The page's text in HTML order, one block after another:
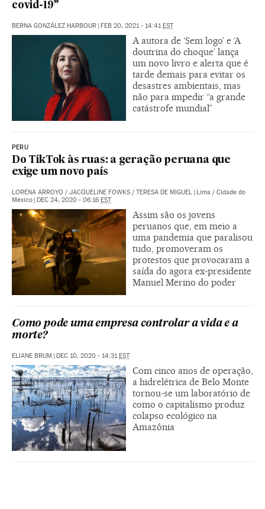
covid-19”
BERNA GONZÁLEZ HARBOUR FEB 20, 2021 - 14:41 EST
A autora de ‘Sem logo’ e ‘A
doutrina do choque’ lança
um novo livro e alerta que é
tarde demais para evitar os
desastres ambientais, mas
não para impedir “a grande
catástrofe mundial”
PERU
Do TikTok às ruas: a geração peruana que
exige um novo país
LORENA ARROYO / JACQUELINE FOWKS / TERESA DE MIGUEL
Lima / Cidade do
México
DEC 24, 2020 - 06:16 EST
Assim são os jovens
peruanos que, em meio a
uma pandemia que paralisou
tudo, promoveram os
protestos que provocaram a
saída do agora ex-presidente
Manuel Merino do poder
Como pode uma empresa controlar a vida e a
morte?
ELIANE BRUM | DEC 10, 2020 - 14:31EST
Com cinco anos de operação,
a hidrelétrica de Belo Monte
tornou-se um laboratório de
como o capitalismo produz
colapso ecológico na
Amazônia